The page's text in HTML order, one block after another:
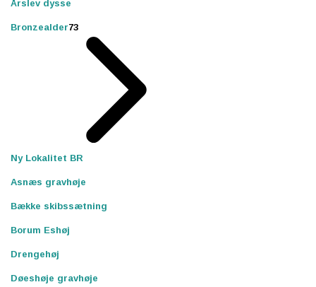
Årslev dysse
Bronzealder73
Ny Lokalitet BR
Asnæs gravhøje
Bække skibssætning
Borum Eshøj
Drengehøj
Døeshøje gravhøje